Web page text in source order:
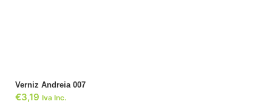
Verniz Andreia 007
€3,19 Iva Inc.